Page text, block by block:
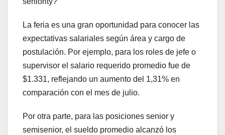
La feria es una gran oportunidad para conocer las
expectativas salariales según área y cargo de
postulación. Por ejemplo, para los roles de jefe o
supervisor el salario requerido promedio fue de
$1.331, reflejando un aumento del 1,31% en
comparación con el mes de julio.
Por otra parte, para las posiciones senior y
semisenior, el sueldo promedio alcanzó los